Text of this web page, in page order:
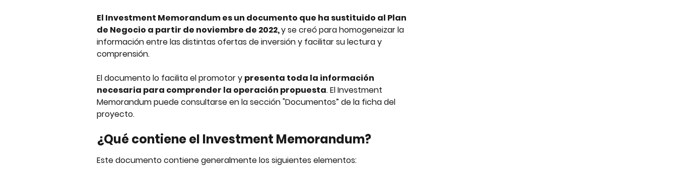
El Investment Memorandum es un documento que ha sustituido al Plan
de Negocio a partir de noviembre de 2022, y se creó para homogeneizar la
información entre las distintas ofertas de inversión y facilitar su lectura y
comprensión.
El documento lo facilita el promotor y presenta toda la información
necesaria para comprender la operación propuesta. El Investment
Memorandum puede consultarse en la sección "Documentos” de la ficha del
proyecto.
¿Qué contiene el Investment Memorandum?
Este documento contiene generalmente los siguientes elementos: